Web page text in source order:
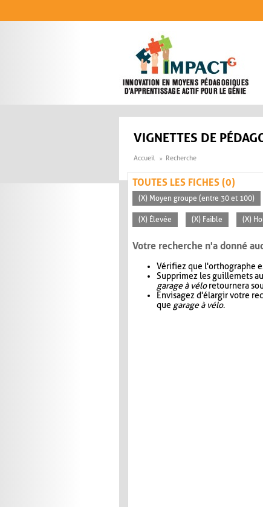
VIGNETTES DE
Accueil Recherche
TOUTES LES FICHES (0)
(X) Moyen groupe (entre 30 et 100)
(X) Élevée (X) Faible (X)
Votre recherche n'a donné
Vérifiez que l'orthographe
Supprimez les guillemets
garage à véloretournera
Envisagez d'élargir votre
que garage à vélo.